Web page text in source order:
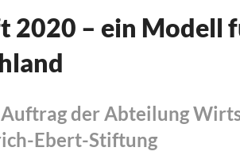
2020 – ein Modell
der Abteilung
Ebert-Stiftung